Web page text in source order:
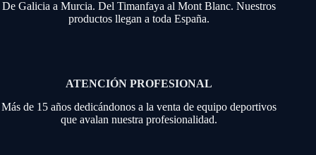
De Galicia a Murcia. Del Timanfaya al Mont Blanc. Nuestros
productos llegan a toda España.
ATENCIÓN PROFESIONAL
Más de 15 años dedicándonos a la venta de equipo deportivos
que avalan nuestra profesionalidad.